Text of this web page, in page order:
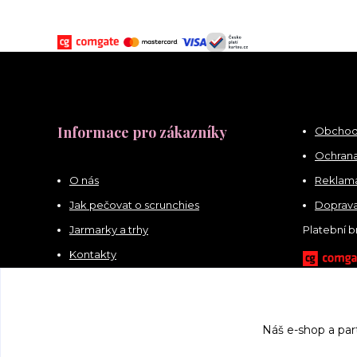
Informace pro zákazníky
O nás
Jak pečovat o scrunchies
Jarmarky a trhy
Kontakty
Platební
Náš e-shop a